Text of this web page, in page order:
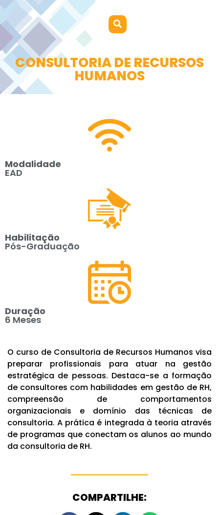
CONSULTORIA DE RECURSOS
HUMANOS
Modalidade
EAD
Habilitação
Pós-Graduação
Duração
6 Meses
O curso de Consultoria de Recursos Humanos visa
preparar profissionais para atuar na gestão
estratégica de pessoas. Destaca-se a formação
de consultores com habilidades em gestão de RH,
compreensão de comportamentos
organizacionais e domínio das técnicas de
consultoria. A prática é integrada à teoria através
de programas que conectam os alunos ao mundo
da consultoria de RH.
COMPARTILHE: